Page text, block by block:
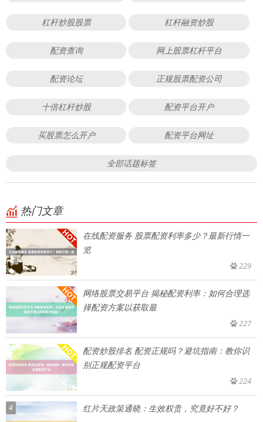
杠杆炒股股票 杠杆融资炒股
配资查询 网上股票杠杆平台
配资论坛 正规股票配资公司
十倍杠杆炒股 配资平台开户
买股票怎么开户 配资平台网址
全部话题标签
热门文章
在线配资服务 股票配资利率多少？最新行情一
览
229
网络股票交易平台 揭秘配资利率：如何合理选
择配资方案以获取最
227
配资炒股排名 配资正规吗？避坑指南：教你识
别正规配资平台
224
4 红片天政策通晓：生效权贵，究竟好不好？